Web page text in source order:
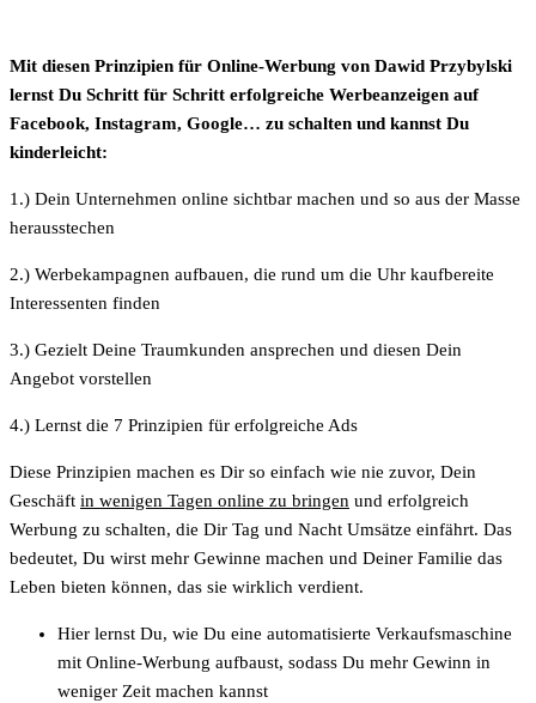
Mit diesen Prinzipien für Online-Werbung von Dawid Przybylski
lernst Du Schritt für Schritt erfolgreiche Werbeanzeigen auf
Facebook, Instagram, Google… zu schalten und kannst Du
kinderleicht:
1.) Dein Unternehmen online sichtbar machen und so aus der Masse
herausstechen
2.) Werbekampagnen aufbauen, die rund um die Uhr kaufbereite
Interessenten finden
3.) Gezielt Deine Traumkunden ansprechen und diesen Dein
Angebot vorstellen
4.) Lernst die 7 Prinzipien für erfolgreiche Ads
Diese Prinzipien machen es Dir so einfach wie nie zuvor, Dein
Geschäft in wenigen Tagen online zu bringen und erfolgreich
Werbung zu schalten, die Dir Tag und Nacht Umsätze einfährt. Das
bedeutet, Du wirst mehr Gewinne machen und Deiner Familie das
Leben bieten können, das sie wirklich verdient.
Hier lernst Du, wie Du eine automatisierte Verkaufsmaschine
mit Online-Werbung aufbaust, sodass Du mehr Gewinn in
weniger Zeit machen kannst